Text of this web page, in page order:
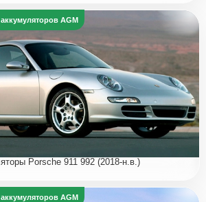
AGM
Porsche 911 992 (2018-н.в.)
AGM